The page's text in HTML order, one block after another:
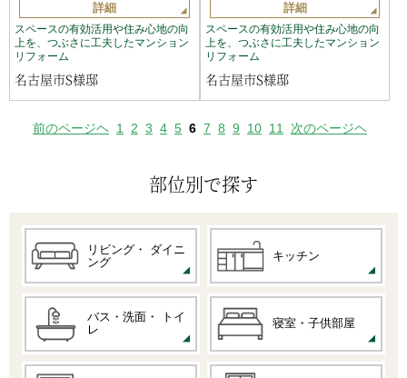
部位別で探す
リビング・
ダイニ
ング
キッチン
バス・洗面・
トイ
レ
寝室・子供部屋
詳細
スペースの有効活用や住み心地の向
上を、つぶさに工夫したマンション
リフォーム
名古屋市S様邸
詳細
スペースの有効活用や住み心地の向
上を、つぶさに工夫したマンション
リフォーム
名古屋市S様邸
前のページヘ 1 2 3 4 5 6 7 8 9 10 11 次のページヘ